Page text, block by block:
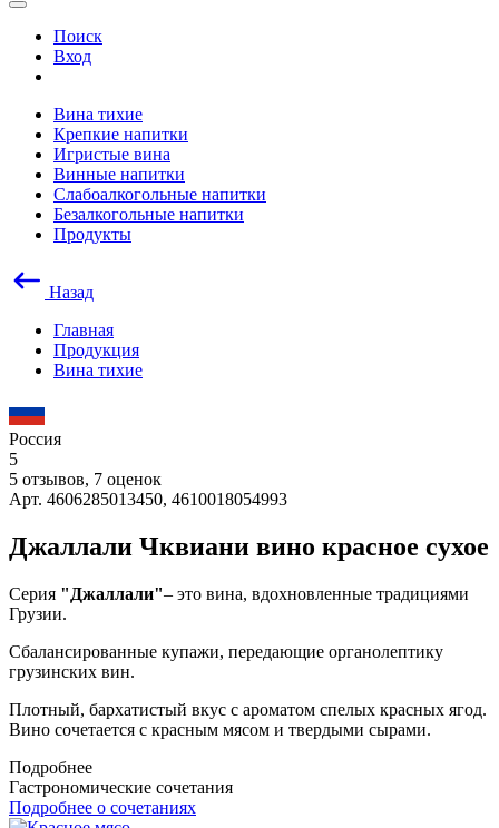
Поиск
Вход
Вина тихие
Крепкие напитки
Игристые вина
Винные напитки
Слабоалкогольные напитки
Безалкогольные напитки
Продукты
Назад
Главная
Продукция
Вина тихие
Россия
5
5 отзывов, 7 оценок
Арт. 4606285013450, 4610018054993
Джаллали Чквиани вино красное сухое
Серия "Джаллали"– это вина, вдохновленные традициями
Грузии.
Сбалансированные купажи, передающие органолептику
грузинских вин.
Плотный, бархатистый вкус с ароматом спелых красных ягод.
Вино сочетается с красным мясом и твердыми сырами.
Подробнее
Гастрономические сочетания
Подробнее о сочетаниях